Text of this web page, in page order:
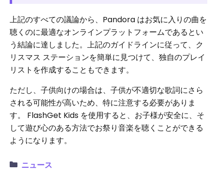
上記のすべての議論から、Pandora はお気に入りの曲を
聴くのに最適なオンラインプラットフォームであるとい
う結論に達しました。上記のガイドラインに従って、ク
リスマス ステーションを簡単に見つけて、独自のプレイ
リストを作成することもできます。
ただし、子供向けの場合は、子供が不適切な歌詞にさら
される可能性が高いため、特に注意する必要がありま
す。 FlashGet Kids を使用すると、お子様が安全に、そ
して遊び心のある方法でお祭り音楽を聴くことができる
ようになります。
ニュース